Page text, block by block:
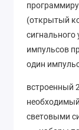
(открытый
сигнального
импульсов
один
встроенный
световыми